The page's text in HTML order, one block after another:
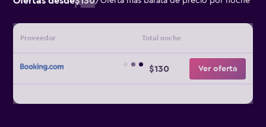
Proveedor Total noche
$130 Ver oferta